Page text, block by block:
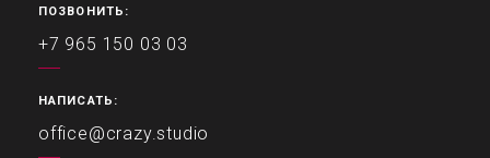
ПОЗВОНИТЬ:
+7 965 150 03 03
НАПИСАТЬ:
office@crazy.studio